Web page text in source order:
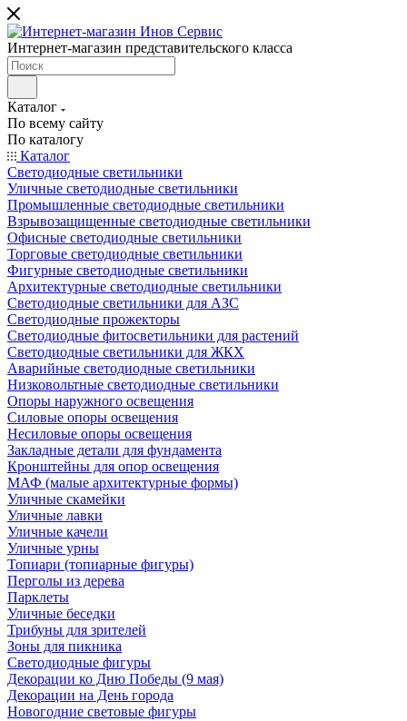
Интернет-магазин представительского класса
Каталог
По всему сайту
По каталогу
Каталог
Светодиодные светильники
Уличные светодиодные светильники
Промышленные светодиодные светильники
Взрывозащищенные светодиодные светильники
Офисные светодиодные светильники
Торговые светодиодные светильники
Фигурные светодиодные светильники
Архитектурные светодиодные светильники
Светодиодные светильники для АЗС
Светодиодные прожекторы
Светодиодные фитосветильники для растений
Светодиодные светильники для ЖКХ
Аварийные светодиодные светильники
Низковольтные светодиодные светильники
Опоры наружного освещения
Силовые опоры освещения
Несиловые опоры освещения
Закладные детали для фундамента
Кронштейны для опор освещения
МАФ (малые архитектурные формы)
Уличные скамейки
Уличные лавки
Уличные качели
Уличные урны
Топиари (топиарные фигуры)
Перголы из дерева
Парклеты
Уличные беседки
Трибуны для зрителей
Зоны для пикника
Светодиодные фигуры
Декорации ко Дню Победы (9 мая)
Декорации на День города
Новогодние световые фигуры